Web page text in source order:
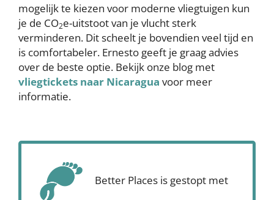
mogelijk te kiezen voor moderne vliegtuigen kun
je de CO2e-uitstoot van je vlucht sterk
verminderen. Dit scheelt je bovendien veel tijd en
is comfortabeler. Ernesto geeft je graag advies
over de beste optie. Bekijk onze blog met
vliegtickets naar Nicaragua voor meer
informatie.
Better Places is gestopt met